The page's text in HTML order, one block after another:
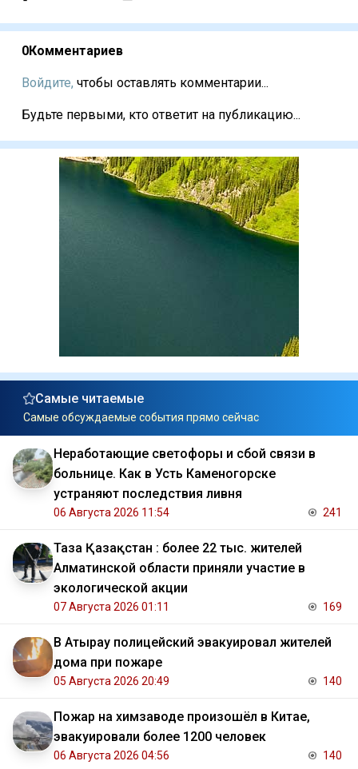
0Комментариев
Войдите, чтобы оставлять комментарии...
Будьте первыми, кто ответит на публикацию...
Самые читаемые
Самые обсуждаемые события прямо сейчас
Неработающие светофоры и сбой связи в
больнице. Как в Усть Каменогорске
устраняют последствия ливня
06 Августа 2026 11:54 241
Таза Қазақстан : более 22 тыс. жителей
Алматинской области приняли участие в
экологической акции
07 Августа 2026 01:11 169
В Атырау полицейский эвакуировал жителей
дома при пожаре
05 Августа 2026 20:49 140
Пожар на химзаводе произошёл в Китае,
эвакуировали более 1200 человек
06 Августа 2026 04:56 140